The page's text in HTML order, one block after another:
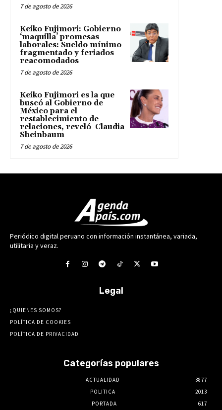
7 de agosto de 2026
Keiko Fujimori: Gobierno
‘maquilla’ promesas
laborales: Sueldo mínimo
fragmentado y feriados
reacomodados
7 de agosto de 2026
Keiko Fujimori es la que
buscó al Gobierno de
México para el
restablecimiento de
relaciones, reveló Claudia
Sheinbaum
7 de agosto de 2026
Periódico digital peruano con información instantánea, variada,
utilitaria y veraz.
Legal
¿QUIENES SOMOS?
POLÍTICA DE COOKIES
POLÍTICA DE PRIVACIDAD
Categorías populares
ACTUALIDAD
3877
POLITICA
2013
PORTADA
617